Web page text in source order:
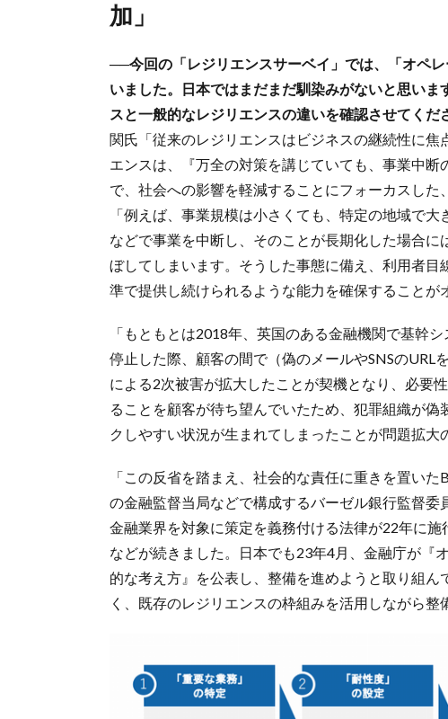
加」
──今回の「レジリエンスサーベイ」では、「オペ
いました。日本ではまだまだ馴染みがないと思い
スと一般的なレジリエンスの違いを確認させてくだ
関氏「従来のレジリエンスはビジネスの継続性に
エンスは、『万全の対策を講じていても、事業中
で、社会への影響を軽減することにフォーカスした
「例えば、事業規模は小さくても、特定の地域で
などで事業を中断し、そのことが長期化した場合
ぼしてしまいます。そうした事態に備え、利用者
準で提供し続けられるような能力を確保することが
「もともとは2018年、英国のある金融機関で基幹
停止した際、顧客の間で（偽のメールやSNSの
による2次被害が拡大したことが契機となり、必要
ることを顧客が待ち望んでいたため、犯罪組織が
クしやすい状況が生まれてしまったことが問題拡大
「この反省を踏まえ、社会的な責任に重きを置い
の金融監督当局などで構成するバーゼル銀行監督
金融業界を対象に策定を義務付ける法律が22年に
などが続きました。日本でも23年4月、金融庁が『
的な考え方』を公表し、整備を進めようと取り組
く、既存のレジリエンスの枠組みを活用しながら整